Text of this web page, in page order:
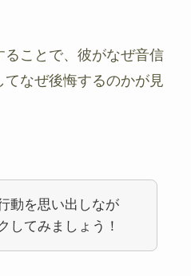
ることで、彼がなぜ音信
なぜ後悔するのかが見
動を思い出しなが
してみましょう！